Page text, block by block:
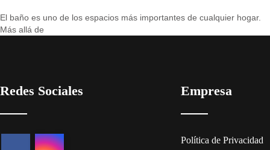
El baño es uno de los espacios más importantes de cualquier hogar.
Más allá de
Redes Sociales Empresa
Política de Privacidad